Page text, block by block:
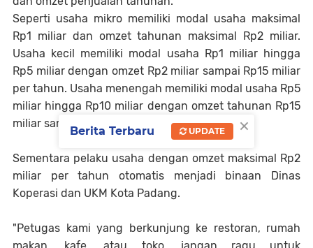
Seperti usaha mikro memiliki modal usaha maksimal
Rp1 miliar dan omzet tahunan maksimal Rp2 miliar.
Usaha kecil memiliki modal usaha Rp1 miliar hingga
Rp5 miliar dengan omzet Rp2 miliar sampai Rp15 miliar
per tahun. Usaha menengah memiliki modal usaha Rp5
miliar hingga Rp10 miliar dengan omzet tahunan Rp15
miliar sampai Rp50 miliar.
Sementara pelaku usaha dengan omzet maksimal Rp2
miliar per tahun otomatis menjadi binaan Dinas
Koperasi dan UKM Kota Padang.
"Petugas kami yang berkunjung ke restoran, rumah
×
Berita Terbaru UPDATE